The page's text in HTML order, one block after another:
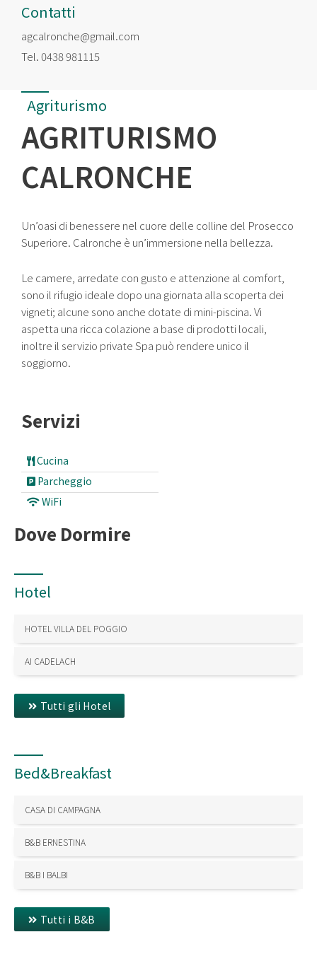
Contatti
agcalronche@gmail.com
Tel.0438 981115
Agriturismo
AGRITURISMO
CALRONCHE
Un’oasi di benessere nel cuore delle colline del Prosecco
Superiore. Calronche è un’immersione nella bellezza.
Le camere, arredate con gusto e attenzione al comfort,
sono il rifugio ideale dopo una giornata alla scoperta dei
vigneti; alcune sono anche dotate di mini-piscina. Vi
aspetta una ricca colazione a base di prodotti locali,
inoltre il servizio private Spa può rendere unico il
soggiorno.
Servizi
Cucina
Parcheggio
WiFi
Dove Dormire
Hotel
HOTEL VILLA DEL POGGIO
AI CADELACH
Tutti gli Hotel
Bed&Breakfast
CASA DI CAMPAGNA
B&B ERNESTINA
B&B I BALBI
Tutti i B&B